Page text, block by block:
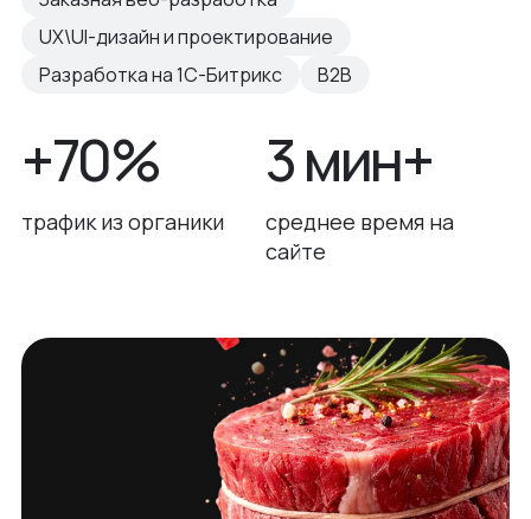
UX\UI-дизайн и проектирование
Разработка на 1С-Битрикс
B2B
+70%
трафик из органики
3 мин+
среднее время на
сайте